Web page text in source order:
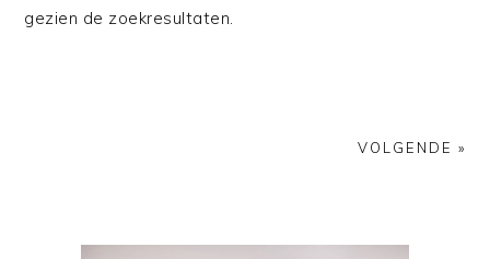
gezien de zoekresultaten.
VOLGENDE »